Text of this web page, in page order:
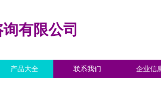
有限公司
产品大全 联系我们 企业信